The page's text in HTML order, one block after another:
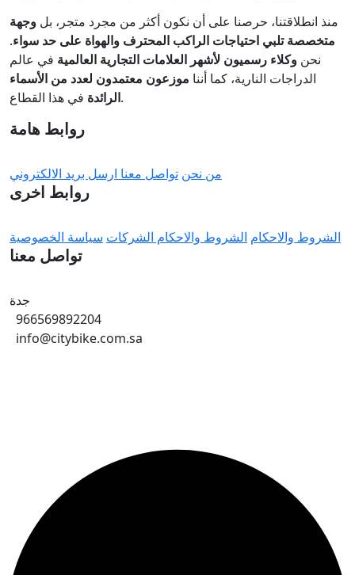
منذ انطلاقتنا، حرصنا على أن نكون أكثر من مجرد متجر، بل وجهة
متخصصة تلبي احتياجات الراكب المحترف والهواة على حد سواء.
نحن وكلاء رسميون لأشهر العلامات التجارية العالمية في عالم
الدراجات النارية، كما أننا موزعون معتمدون لعدد من الأسماء
الرائدةفي هذا القطاع.
روابط هامة
من نحن تواصل معنا ارسل بريد الالكتروني
روابط اخرى
الشروط والاحكام الشروط والاحكام الشركات سياسة الخصوصية
تواصل معنا
جدة
966569892204
info@citybike.com.sa